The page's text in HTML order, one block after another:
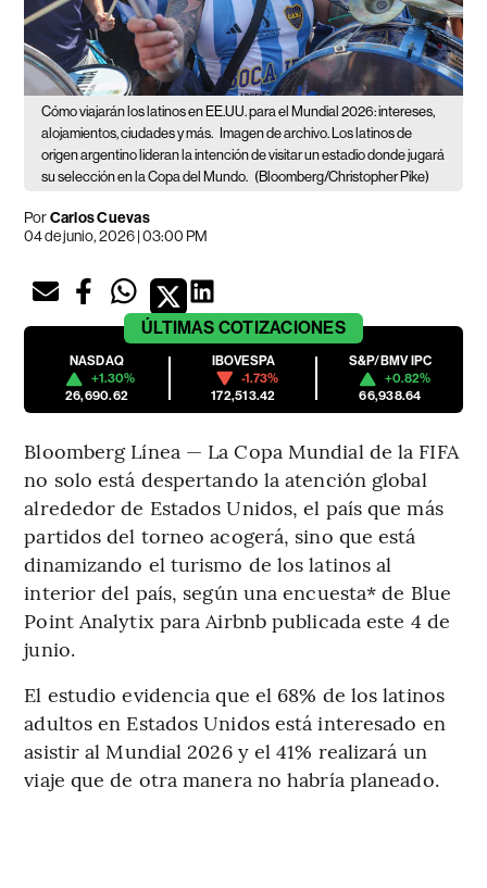
Cómo viajarán los latinos en EE.UU. para el Mundial 2026: intereses,
alojamientos, ciudades y más. Imagen de archivo. Los latinos de
origen argentino lideran la intención de visitar un estadio donde jugará
su selección en la Copa del Mundo. (Bloomberg/Christopher Pike)
PorCarlos Cuevas
04 de junio, 2026 | 03:00 PM
ÚLTIMAS COTIZACIONES
NASDAQ
+1.30%
26,690.62
IBOVESPA
-1.73%
172,513.42
S&P/BMV IPC
+0.82%
66,938.64
Bloomberg Línea — La Copa Mundial de la FIFA
no solo está despertando la atención global
alrededor de Estados Unidos, el país que más
partidos del torneo acogerá, sino que está
dinamizando el turismo de los latinos al
interior del país, según una encuesta* de Blue
Point Analytix para Airbnb publicada este 4 de
junio.
El estudio evidencia que el 68% de los latinos
adultos en Estados Unidos está interesado en
asistir al Mundial 2026 y el 41% realizará un
viaje que de otra manera no habría planeado.